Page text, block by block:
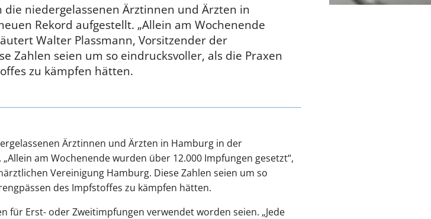
niedergelassenen Ärztinnen und Ärzten in
Rekord aufgestellt. „Allein am Wochenende
Walter Plassmann, Vorsitzender der
Zahlen seien um so eindrucksvoller, als die Praxen
zu kämpfen hätten.
Ärztinnen und Ärzten in Hamburg in der
am Wochenende wurden über 12.000 Impfungen gesetzt“,
Vereinigung Hamburg. Diese Zahlen seien um so
des Impfstoffes zu kämpfen hätten.
für Erst- oder Zweitimpfungen verwendet worden seien. „Jede